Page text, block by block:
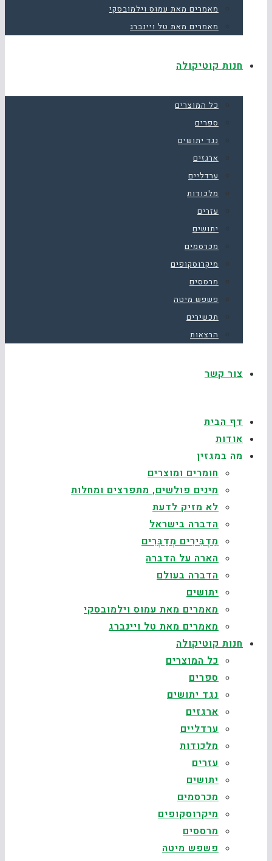
מאמרים מאת עמוס וילמובסקי
מאמרים מאת טל ויינברג
חנות קוטיקולה
כל המוצרים
ספרים
נגד יתושים
ארגזים
ערדליים
מלכודות
עזרים
יתושים
מכרסמים
מיקרוסקופים
מרססים
פשפש מיטה
תכשירים
הרצאות
צור קשר
דף הבית
אודות
מה במגזין
חומרים ומוצרים
מינים פולשים, מתפרצים ומחלות
לא מזיק לדעת
הדברה בישראל
מַדְבִּירִים מְדַבְּרִים
הארה על הדברה
הדברה בעולם
יתושים
מאמרים מאת עמוס וילמובסקי
מאמרים מאת טל ויינברג
חנות קוטיקולה
כל המוצרים
ספרים
נגד יתושים
ארגזים
ערדליים
מלכודות
עזרים
יתושים
מכרסמים
מיקרוסקופים
מרססים
פשפש מיטה